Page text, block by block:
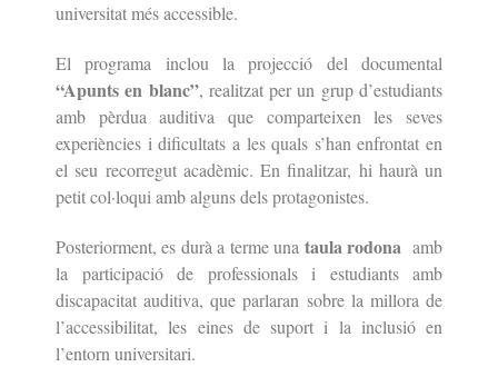
universitat més accessible.
El programa inclou la projecció del documental
“Apunts en blanc”, realitzat per un grup d’estudiants
amb pèrdua auditiva que comparteixen les seves
experiències i dificultats a les quals s’han enfrontat en
el seu recorregut acadèmic. En finalitzar, hi haurà un
petit col·loqui amb alguns dels protagonistes.
Posteriorment, es durà a terme una taula rodona amb
la participació de professionals i estudiants amb
discapacitat auditiva, que parlaran sobre la millora de
l’accessibilitat, les eines de suport i la inclusió en
l’entorn universitari.